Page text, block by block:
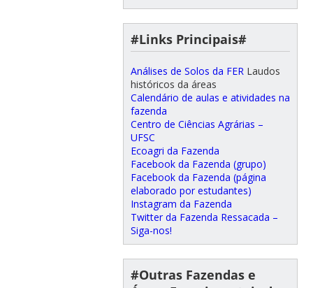
#Links Principais#
Análises de Solos da FER Laudos
históricos da áreas
Calendário de aulas e atividades na
fazenda
Centro de Ciências Agrárias –
UFSC
Ecoagri da Fazenda
Facebook da Fazenda (grupo)
Facebook da Fazenda (página
elaborado por estudantes)
Instagram da Fazenda
Twitter da Fazenda Ressacada –
Siga-nos!
#Outras Fazendas e